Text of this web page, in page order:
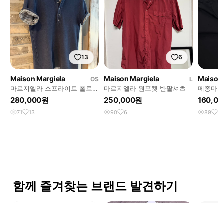
13
Maison Margiela
OS
마르지엘라 스프라이트 폴로셔
츠 46
280,000원
71 13
6
Maison Margiela
L
마르지엘라 원포켓 반팔셔츠
250,000원
90 6
Maison
메종마
89 7
함께 즐겨찾는 브랜드 발견하기